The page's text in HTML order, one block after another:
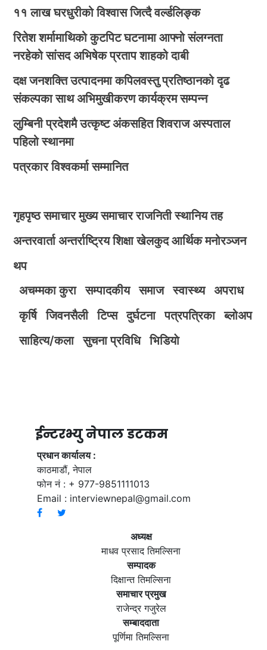
११ लाख घरधुरीको विश्वास जित्दै वर्ल्डलिङ्क
रितेश शर्मामाथिको कुटपिट घटनामा आफ्नो संलग्नता
नरहेको सांसद अभिषेक प्रताप शाहको दाबी
दक्ष जनशक्ति उत्पादनमा कपिलवस्तु प्रतिष्ठानको दृढ
संकल्पका साथ अभिमुखीकरण कार्यक्रम सम्पन्न
लुम्बिनी प्रदेशमै उत्कृष्ट अंकसहित शिवराज अस्पताल
पहिलो स्थानमा
पत्रकार विश्वकर्मा सम्मानित
गृहपृष्ठ समाचार मुख्य समाचार राजनिती स्थानिय तह
अन्तरवार्ता अन्तर्राष्ट्रिय शिक्षा खेलकुद आर्थिक मनोरञ्जन
थप
अचम्मका कुरा
सम्पादकीय समाज स्वास्थ्य
अपराध
कृर्षि
जिवनसैली टिप्स दुर्घटना पत्रपत्रिका
ब्लोअप
साहित्य/कला
सुचना प्रविधि भिडियाे
ईन्टरभ्यु नेपाल डटकम
प्रधान कार्यालय :
काठमाडौं, नेपाल
फोन नं : + 977-9851111013
Email : interviewnepal@gmail.com
अध्यक्ष
माधव प्रसाद तिमल्सिना
सम्पादक
दिक्षान्त तिमल्सिना
समाचार प्रमुख
राजेन्द्र गजुरेल
सम्बाददाता
पूर्णिमा तिमल्सिना